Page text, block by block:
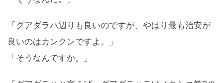
「グアダラハ辺りも良いのですが、やはり最も治安が
良いのはカンクンですよ。」
「そうなんですか。」